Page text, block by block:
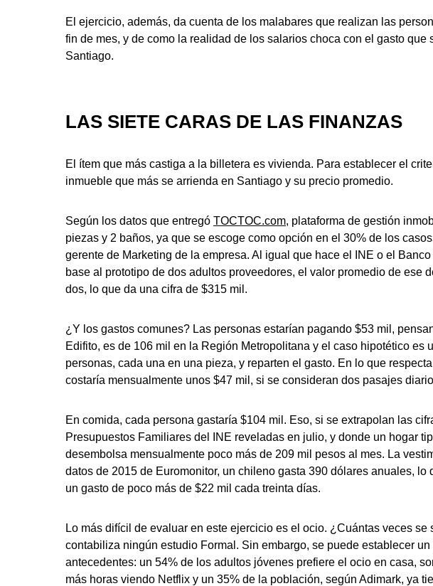
El ejercicio, además, da cuenta de los malabares que realizan las
fin de mes, y de como la realidad de los salarios choca con el gasto que
Santiago.
LAS SIETE CARAS DE LAS FINANZAS
El ítem que más castiga a la billetera es vivienda. Para establecer el
inmueble que más se arrienda en Santiago y su precio promedio.
Según los datos que entregó TOCTOC.com, plataforma de gestión
piezas y 2 baños, ya que se escoge como opción en el 30% de los
gerente de Marketing de la empresa. Al igual que hace el INE o el
base al prototipo de dos adultos proveedores, el valor promedio de ese
dos, lo que da una cifra de $315 mil.
¿Y los gastos comunes? Las personas estarían pagando $53 mil,
Edifito, es de 106 mil en la Región Metropolitana y el caso hipotético es
personas, cada una en una pieza, y reparten el gasto. En lo que
costaría mensualmente unos $47 mil, si se consideran dos pasajes
En comida, cada persona gastaría $104 mil. Eso, si se extrapolan las
Presupuestos Familiares del INE reveladas en julio, y donde un hogar
desembolsa mensualmente poco más de 209 mil pesos al mes. La
datos de 2015 de Euromonitor, un chileno gasta 390 dólares anuales, lo
un gasto de poco más de $22 mil cada treinta días.
Lo más difícil de evaluar en este ejercicio es el ocio. ¿Cuántas veces
contabiliza ningún estudio Formal. Sin embargo, se puede establecer
antecedentes: un 54% de los adultos jóvenes prefiere el ocio en casa,
más horas viendo Netflix y un 35% de la población, según Adimark, ya